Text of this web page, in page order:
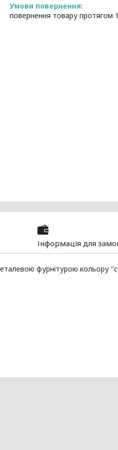
повернення товару протягом
Інформація для
фурнітурою кольору